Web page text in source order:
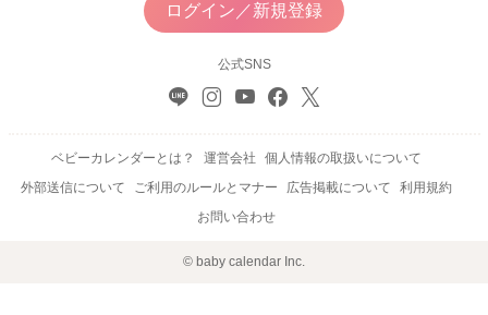
ログイン／新規登録
公式SNS
ベビーカレンダーとは？ 運営会社
個人情報の取扱いについて
外部送信について
ご利用のルールとマナー 広告掲載について
利用規約
お問い合わせ
© baby calendar Inc.